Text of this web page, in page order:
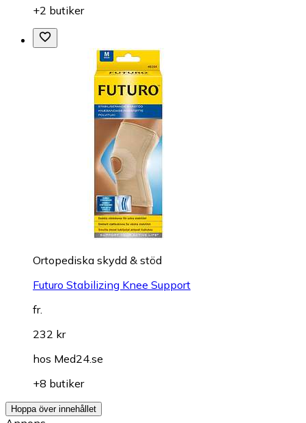
+2 butiker
Ortopediska skydd & stöd
Futuro Stabilizing Knee Support
fr.
232 kr
hos Med24.se
+8 butiker
Hoppa över innehållet